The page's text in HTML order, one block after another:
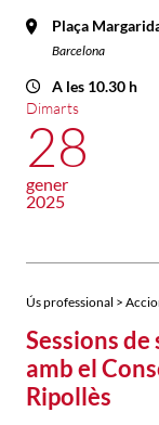
Plaça
Barcelona
A les 10.30 h
Dimarts
28
gener
2025
Ús professional >
Sessions
amb el
Ripollès